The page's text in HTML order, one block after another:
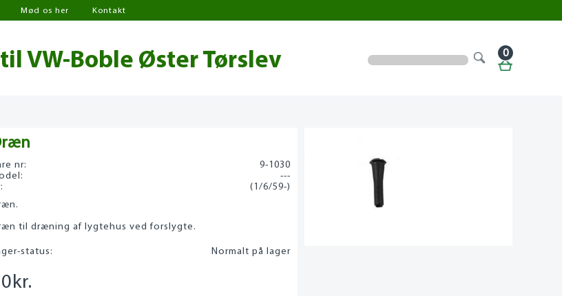
Mød os her Kontakt
VW-Boble Øster Tørslev 0
nr:
9-1030
---
(1/6/59-)
til dræning af lygtehus ved forslygte.
status: Normalt på lager
kr.